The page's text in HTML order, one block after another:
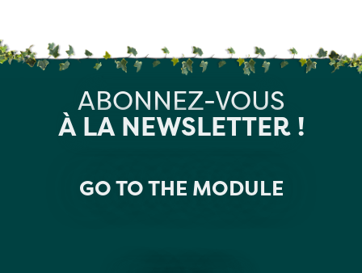
ABONNEZ-VOUS
À LA NEWSLETTER !
GO TO THE MODULE